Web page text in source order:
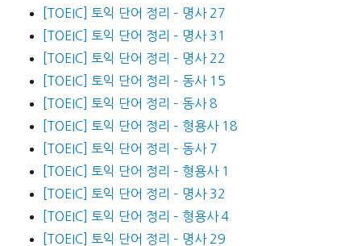
[TOEIC] 토익 단어 정리 – 명사 27
[TOEIC] 토익 단어 정리 – 명사 31
[TOEIC] 토익 단어 정리 – 명사 22
[TOEIC] 토익 단어 정리 – 동사 15
[TOEIC] 토익 단어 정리 – 동사 8
[TOEIC] 토익 단어 정리 – 형용사 18
[TOEIC] 토익 단어 정리 – 동사 7
[TOEIC] 토익 단어 정리 – 형용사 1
[TOEIC] 토익 단어 정리 – 명사 32
[TOEIC] 토익 단어 정리 – 형용사 4
[TOEIC] 토익 단어 정리 – 명사 29